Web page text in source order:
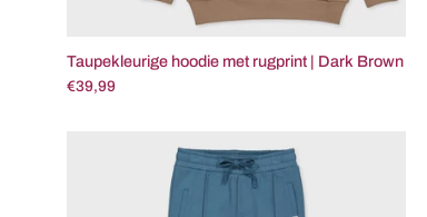
Taupekleurige hoodie met rugprint | Dark Brown
€39,99
Petrolblauwe
joggingbroek